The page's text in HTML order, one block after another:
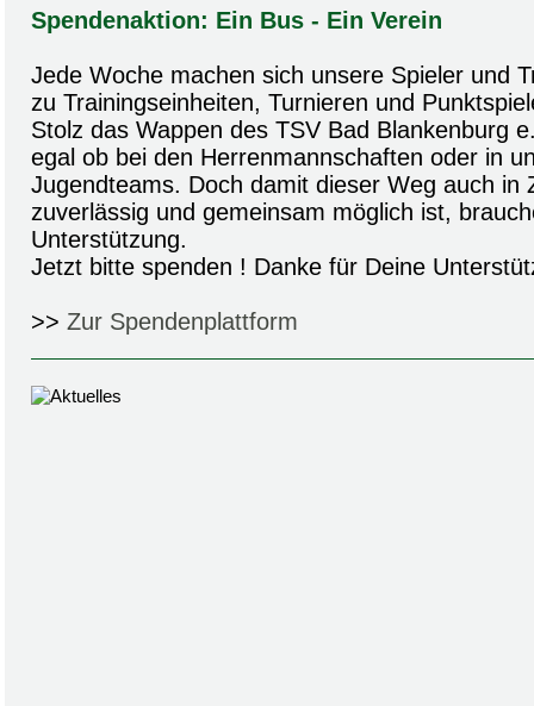
Spendenaktion: Ein Bus - Ein Verein
Jede Woche machen sich unsere Spieler und
zu Trainingseinheiten, Turnieren und
Stolz das Wappen des TSV Bad Blankenburg
egal ob bei den Herrenmannschaften oder in
Jugendteams. Doch damit dieser Weg auch in
zuverlässig und gemeinsam möglich ist,
Unterstützung.
Jetzt bitte spenden ! Danke für Deine
>> Zur Spendenplattform